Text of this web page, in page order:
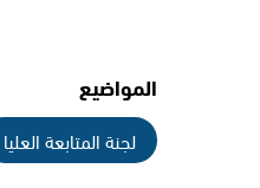
المواضيع
لجنة المتابعة العليا